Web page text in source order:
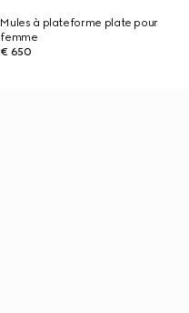
Mules à plateforme plate pour
femme
€ 650